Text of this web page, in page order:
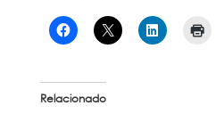
Relacionado